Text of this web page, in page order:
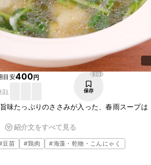
目安400円
)
8398
保存
味たっぷりのささみが入った、春雨スープは
食やランチのお供にもぴったりですよ。
っと作れるので、是非作ってみてください
紹介文をすべて見る
豆苗 #鶏肉 #海藻・乾物・こんにゃく